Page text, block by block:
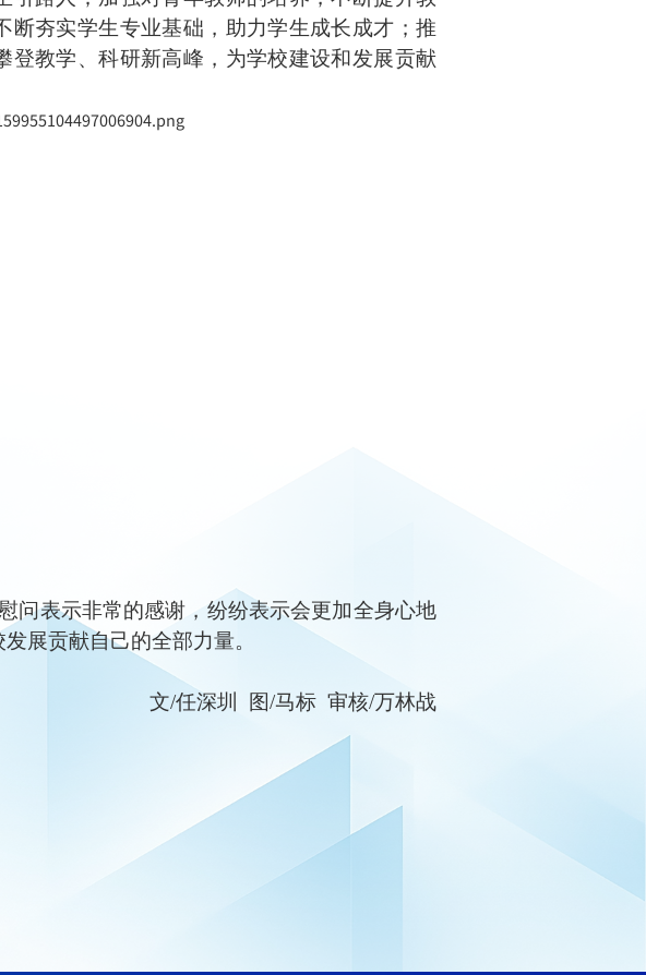
断夯实学生专业基础，助力学生成长成才；推
登教学、科研新高峰，为学校建设和发展贡献
问表示非常的感谢，纷纷表示会更加全身心地
展贡献自己的全部力量。
文/任深圳 图/马标 审核/万林战